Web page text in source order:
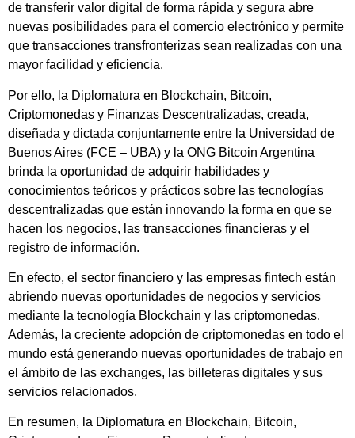
de transferir valor digital de forma rápida y segura abre
nuevas posibilidades para el comercio electrónico y permite
que transacciones transfronterizas sean realizadas con una
mayor facilidad y eficiencia.
Por ello, la Diplomatura en Blockchain, Bitcoin,
Criptomonedas y Finanzas Descentralizadas, creada,
diseñada y dictada conjuntamente entre la Universidad de
Buenos Aires (FCE – UBA) y la ONG Bitcoin Argentina
brinda la oportunidad de adquirir habilidades y
conocimientos teóricos y prácticos sobre las tecnologías
descentralizadas que están innovando la forma en que se
hacen los negocios, las transacciones financieras y el
registro de información.
En efecto, el sector financiero y las empresas fintech están
abriendo nuevas oportunidades de negocios y servicios
mediante la tecnología Blockchain y las criptomonedas.
Además, la creciente adopción de criptomonedas en todo el
mundo está generando nuevas oportunidades de trabajo en
el ámbito de las exchanges, las billeteras digitales y sus
servicios relacionados.
En resumen, la Diplomatura en Blockchain, Bitcoin,